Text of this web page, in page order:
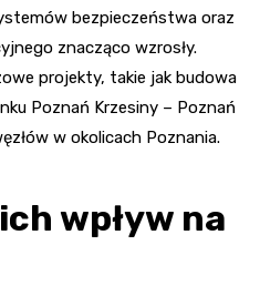
bezpieczeństwa oraz
znacząco wzrosły.
projekty, takie jak budowa
Poznań Krzesiny – Poznań
w okolicach Poznania.
wpływ na